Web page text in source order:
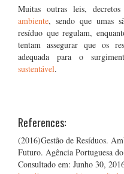
Muitas outras leis,
ambiente, sendo que umas
resíduo que regulam,
tentam assegurar que os
adequada para o
sustentável.
References:
(2016)Gestão de Resíduos.
Futuro. Agência Portuguesa
Consultado em: Junho 30,